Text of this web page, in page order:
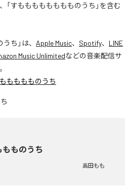
「すもももももももものうち」を含む
うち 」は、 Apple Music、 Spotify、 LINE
Music Unlimitedなどの音楽配信サ
もももものうち
もものうち
高田もも